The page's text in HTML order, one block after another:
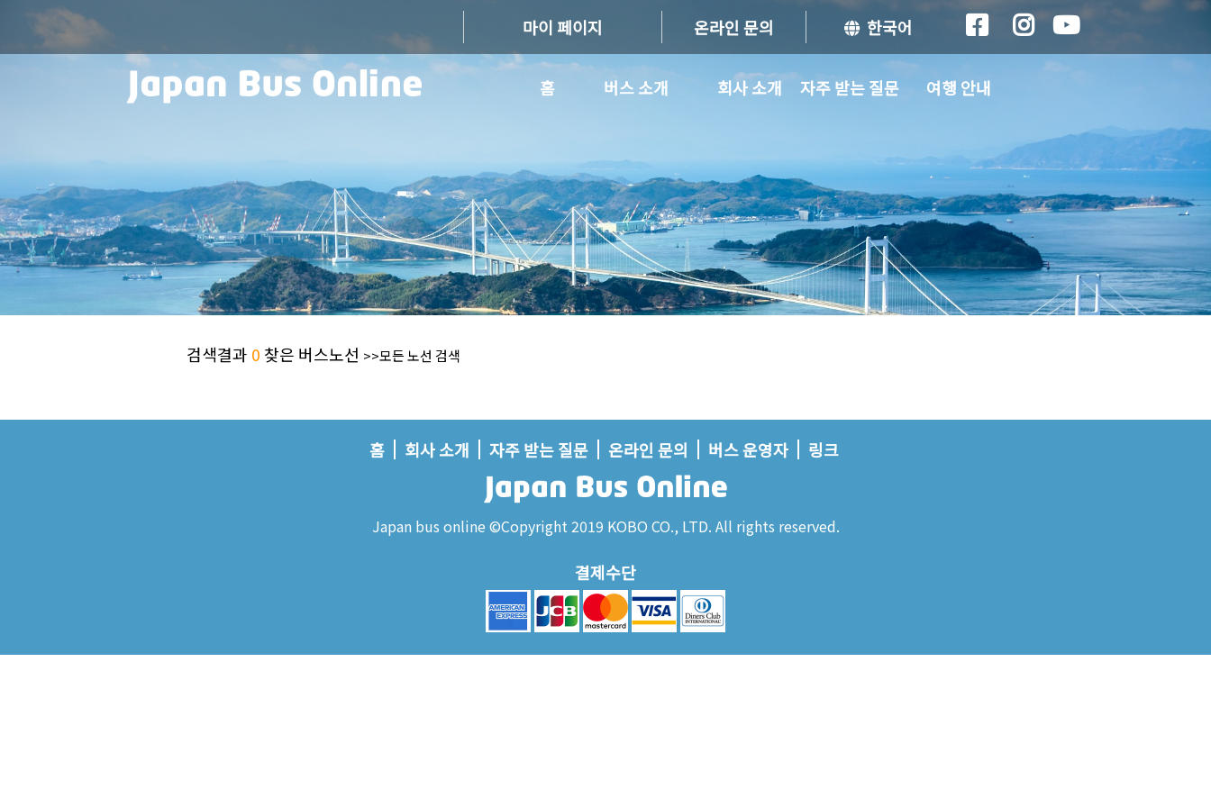
마이 페이지 온라인 문의 한국어
홈 버스 소개 회사 소개 자주 받는 질문 여행 안내
검색결과 0 찾은 버스노선 >>모든 노선 검색
홈 회사 소개 자주 받는 질문 온라인 문의 버스 운영자 링크
Japan bus online ©Copyright 2019 KOBO CO., LTD. All rights reserved.
결제수단